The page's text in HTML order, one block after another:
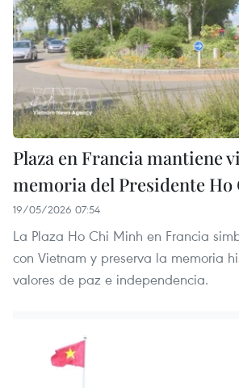
Plaza en Francia mantiene
memoria del Presidente
19/05/2026 07:54
La Plaza Ho Chi Minh en Francia
con Vietnam y preserva la memoria
valores de paz e independencia.